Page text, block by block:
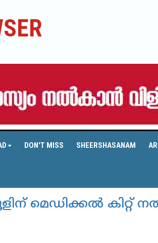
DON'T MISS SHEERSHASANAM
മെഡിക്കല്‍ കിറ്റ്